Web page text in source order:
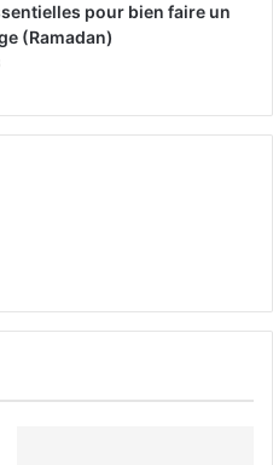
pour bien faire un
(Ramadan)